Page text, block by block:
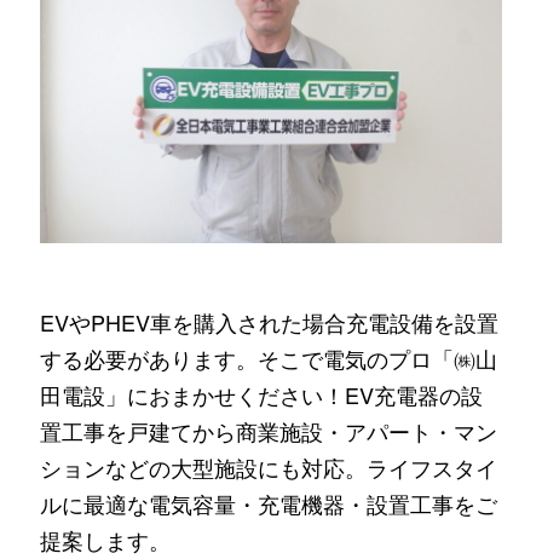
EVやPHEV車を購入された場合充電設備を設置
する必要があります。そこで電気のプロ「㈱山
田電設」におまかせください！EV充電器の設
置工事を戸建てから商業施設・アパート・マン
ションなどの大型施設にも対応。ライフスタイ
ルに最適な電気容量・充電機器・設置工事をご
提案します。